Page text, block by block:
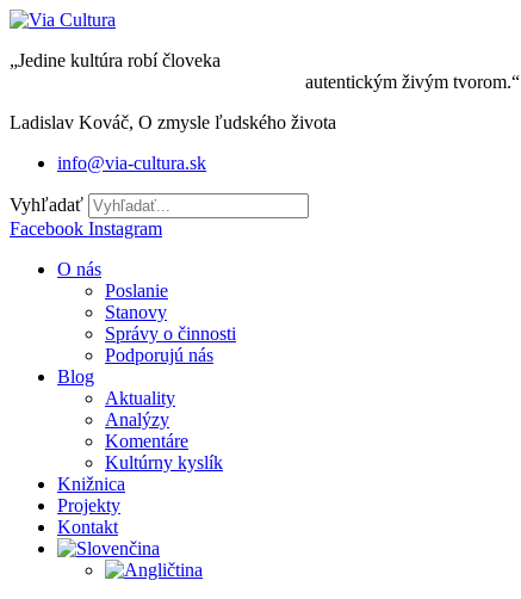
Preskočiť
obsah
„Jedine kultúra robí človeka
autentickým živým tvorom.“
Ladislav Kováč, O zmysle ľudského života
info@via-cultura.sk
Vyhľadať
Facebook Instagram
O nás
Poslanie
Stanovy
Správy o činnosti
Podporujú nás
Blog
Aktuality
Analýzy
Komentáre
Kultúrny kyslík
Knižnica
Projekty
Kontakt